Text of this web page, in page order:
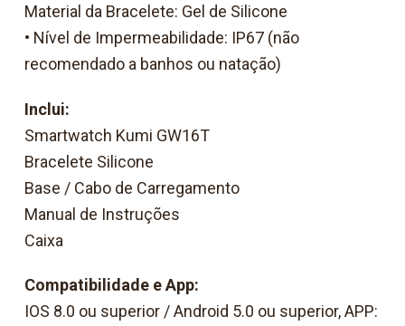
Material da Bracelete: Gel de Silicone
• Nível de Impermeabilidade: IP67 (não
recomendado a banhos ou natação)
Inclui:
Smartwatch Kumi GW16T
Bracelete Silicone
Base / Cabo de Carregamento
Manual de Instruções
Caixa
Compatibilidade e App:
IOS 8.0 ou superior / Android 5.0 ou superior, APP: